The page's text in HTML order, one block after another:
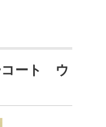
ート ウ